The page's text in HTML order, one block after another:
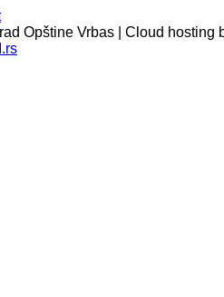
Opštine Vrbas | Cloud hosting